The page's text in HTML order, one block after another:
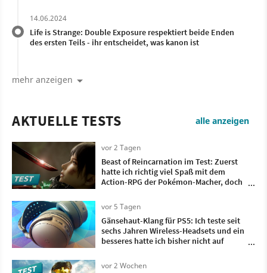
14.06.2024
Life is Strange: Double Exposure respektiert beide Enden
des ersten Teils - ihr entscheidet, was kanon ist
mehr anzeigen
AKTUELLE TESTS alle anzeigen
vor 2 Tagen
Beast of Reincarnation im Test: Zuerst
hatte ich richtig viel Spaß mit dem
Action-RPG der Pokémon-Macher, doch
vorbei ist
vor 5 Tagen
Gänsehaut-Klang für PS5: Ich teste seit
sechs Jahren Wireless-Headsets und ein
besseres hatte ich bisher nicht auf
vor 2 Wochen